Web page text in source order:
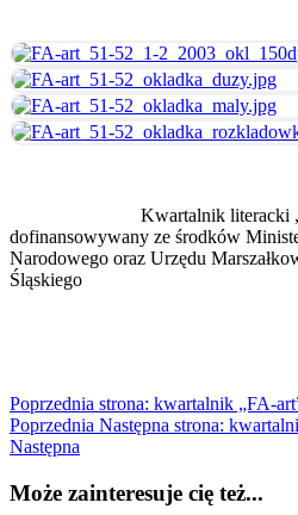
Kwartalnik literacki
dofinansowywany ze środków
Narodowego oraz Urzędu
Śląskiego
Poprzednia strona: kwartalnik „FA-
Poprzednia Następna strona:
Następna
Może zainteresuje cię też...